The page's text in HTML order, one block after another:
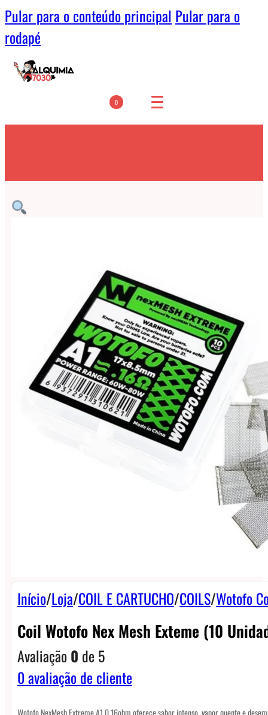
Pular para o conteúdo principal Pular para o
rodapé
0
Início/Loja/COIL E CARTUCHO/COILS/Wotofo
Coil Wotofo Nex Mesh Exteme (10
Avaliação0 de 5
0avaliação de cliente
Wotofo NexMesh Extreme A1 0.16ohm oferece sabor intenso, vapor quente e